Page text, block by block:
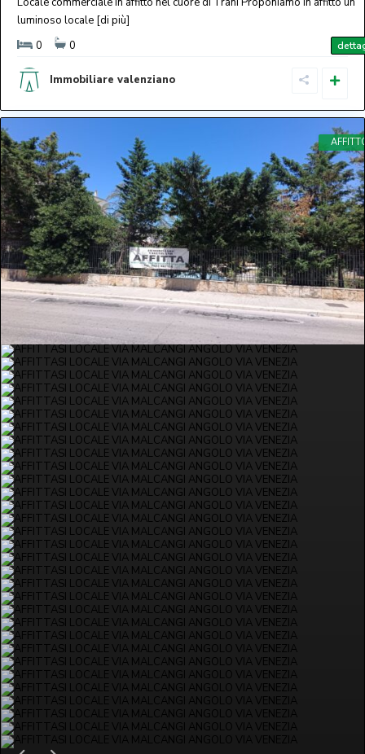
luminoso locale [di più]
0
0
Immobiliare valenziano